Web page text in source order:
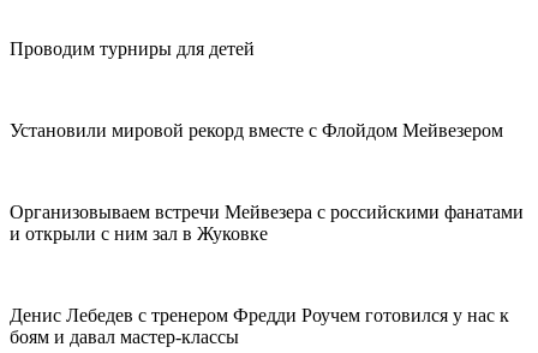
Проводим турниры для детей
Установили мировой рекорд вместе с Флойдом Мейвезером
Организовываем встречи Мейвезера с российскими фанатами
и открыли с ним зал в Жуковке
Денис Лебедев с тренером Фредди Роучем готовился у нас к
боям и давал мастер-классы